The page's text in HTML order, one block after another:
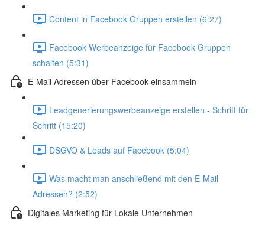
Content in Facebook Gruppen erstellen (6:27)
Facebook Werbeanzeige für Facebook Gruppen
schalten (5:31)
E-Mail Adressen über Facebook einsammeln
Leadgenerierungswerbeanzeige erstellen - Schritt für
Schritt (15:20)
DSGVO & Leads auf Facebook (5:04)
Was macht man anschließend mit den E-Mail
Adressen? (2:52)
Digitales Marketing für Lokale Unternehmen